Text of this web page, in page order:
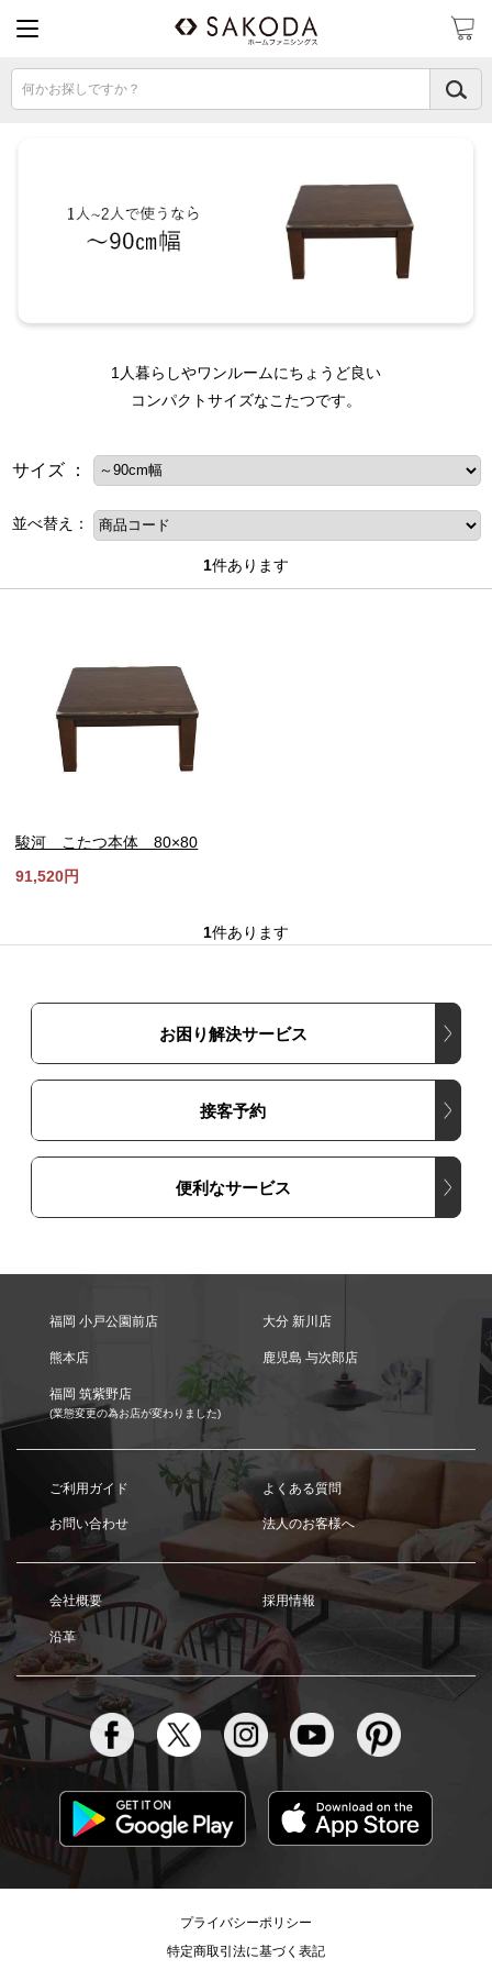
何かお探しですか？
1人暮らしやワンルームにちょうど良い
コンパクトサイズなこたつです。
サイズ ：
並べ替え：
1件あります
駿河 こたつ本体 80×80
91,520円
1件あります
お困り解決サービス
接客予約
便利なサービス
福岡 小戸公園前店 大分 新川店
熊本店 鹿児島 与次郎店
福岡 筑紫野店
(業態変更の為お店が変わりました)
ご利用ガイド よくある質問
お問い合わせ 法人のお客様へ
会社概要 採用情報
沿革
プライバシーポリシー
特定商取引法に基づく表記